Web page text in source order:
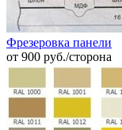
Фрезеровка панели
от 900 руб./сторона